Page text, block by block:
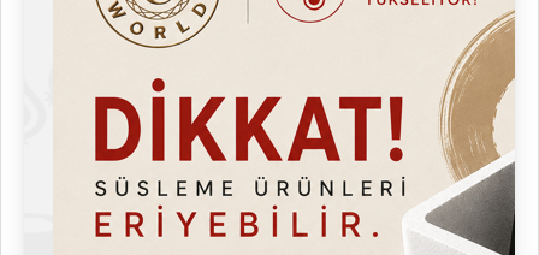
Garanti ve Servis
Garanti Süresi: 1 yıl
Süresiz Servis Desteği: Kitchbox yetkili teknik servisleri
Neden Kitchbox?
Profesyonel mutfak kalitesini küçük alana sığdırır.
Horeca standartlarında üretim (Hotel–Restaurant–Cafe).
Gıda güvenliği onaylı materyal.